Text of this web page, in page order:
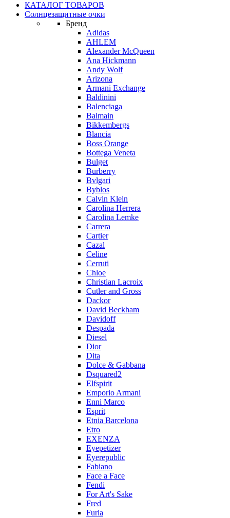
КАТАЛОГ ТОВАРОВ
Солнцезащитные очки
Бренд
Adidas
AHLEM
Alexander McQueen
Ana Hickmann
Andy Wolf
Arizona
Armani Exchange
Baldinini
Balenciaga
Balmain
Bikkembergs
Blancia
Boss Orange
Bottega Veneta
Bulget
Burberry
Bvlgari
Byblos
Calvin Klein
Carolina Herrera
Carolina Lemke
Carrera
Cartier
Cazal
Celine
Cerruti
Chloe
Christian Lacroix
Cutler and Gross
Dackor
David Beckham
Davidoff
Despada
Diesel
Dior
Dita
Dolce & Gabbana
Dsquared2
Elfspirit
Emporio Armani
Enni Marco
Esprit
Etnia Barcelona
Etro
EXENZA
Eyepetizer
Eyerepublic
Fabiano
Face a Face
Fendi
For Art's Sake
Fred
Furla